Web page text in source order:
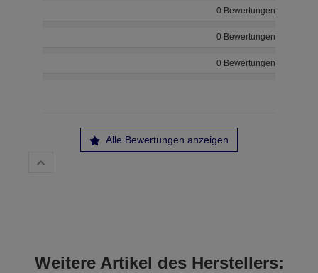
0 Bewertungen
0 Bewertungen
0 Bewertungen
Alle Bewertungen anzeigen
Weitere Artikel des Herstellers: